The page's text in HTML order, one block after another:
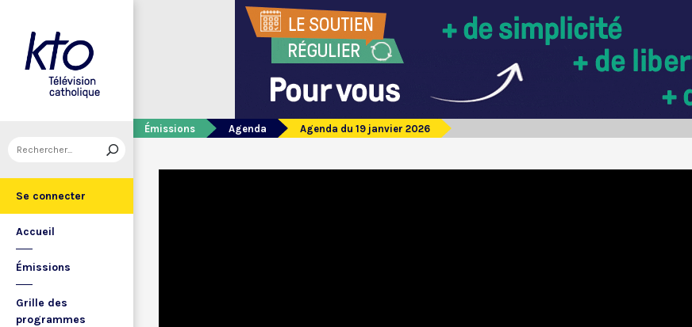
Se connecter
Accueil
Émissions
Grille des
programmes
Émissions Agenda Agenda du 19 janvier 2026